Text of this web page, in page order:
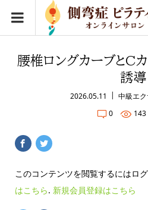
腰椎ロングカーブとC
誘導
2026.05.11
中級エ
0
143
このコンテンツを閲覧するにはログ
はこちら. 新規会員登録はこちら